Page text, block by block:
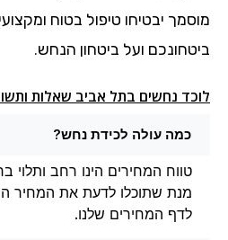
מוסמך יבטיחו טיפול בטוח
ביטחונכם ועל ביטחון הנחש.
לוכד נחשים בתל אביב שאלות
כמה עולה לכידת נחש?
טווח המחירים הינו רחב ותלוי
מנת שתוכלו לדעת את המחיר
לדף המחירים שלנו.